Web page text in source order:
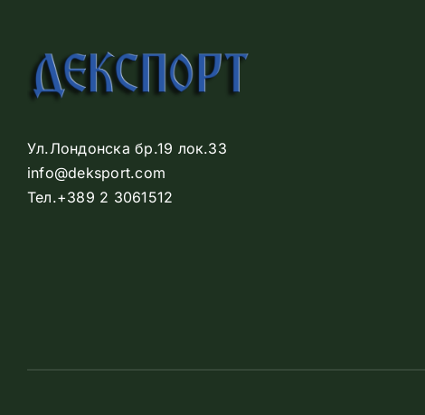
Ул.Лондонска бр.19 лок.33
info@deksport.com
Тел.+389 2 3061512